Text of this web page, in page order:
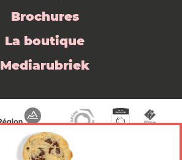
Brochures
La boutique
Mediarubriek